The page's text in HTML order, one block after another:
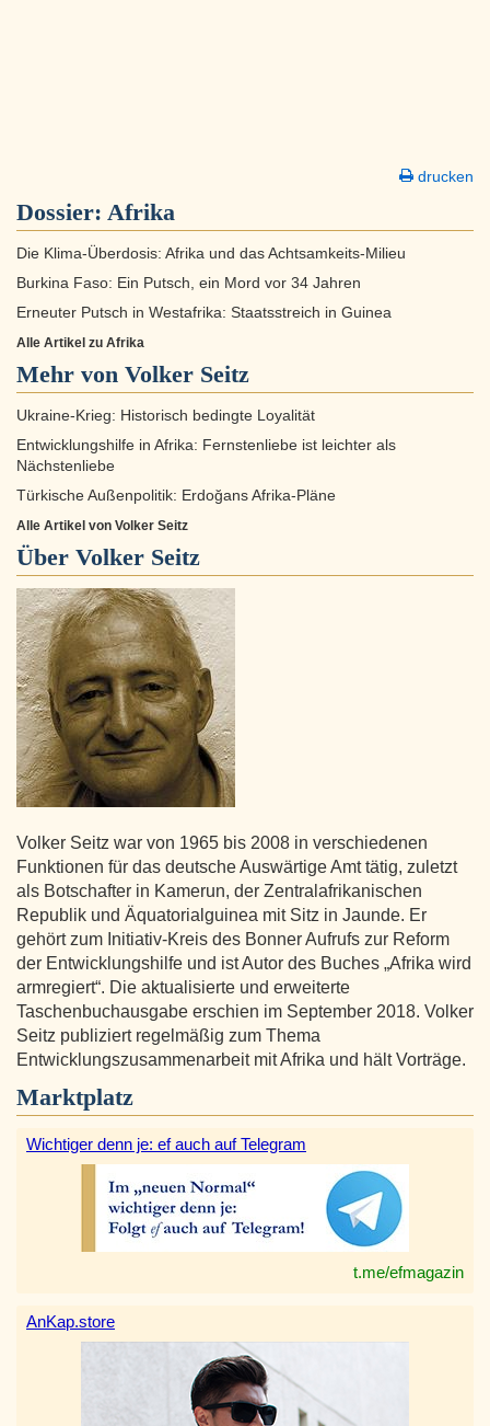
drucken
Dossier: Afrika
Die Klima-Überdosis: Afrika und das Achtsamkeits-Milieu
Burkina Faso: Ein Putsch, ein Mord vor 34 Jahren
Erneuter Putsch in Westafrika: Staatsstreich in Guinea
Alle Artikel zu Afrika
Mehr von Volker Seitz
Ukraine-Krieg: Historisch bedingte Loyalität
Entwicklungshilfe in Afrika: Fernstenliebe ist leichter als
Nächstenliebe
Türkische Außenpolitik: Erdoğans Afrika-Pläne
Alle Artikel von Volker Seitz
Über Volker Seitz
Volker Seitz war von 1965 bis 2008 in verschiedenen
Funktionen für das deutsche Auswärtige Amt tätig, zuletzt
als Botschafter in Kamerun, der Zentralafrikanischen
Republik und Äquatorialguinea mit Sitz in Jaunde. Er
gehört zum Initiativ-Kreis des Bonner Aufrufs zur Reform
der Entwicklungshilfe und ist Autor des Buches „Afrika wird
armregiert“. Die aktualisierte und erweiterte
Taschenbuchausgabe erschien im September 2018. Volker
Seitz publiziert regelmäßig zum Thema
Entwicklungszusammenarbeit mit Afrika und hält Vorträge.
Marktplatz
Wichtiger denn je: ef auch auf Telegram
t.me/efmagazin
AnKap.store